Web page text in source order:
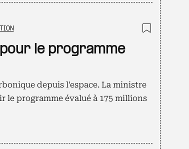
le programme
depuis l'espace. La ministre
le programme évalué à 175 millions